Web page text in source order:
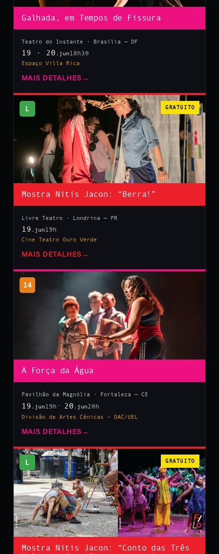
Galhada, em Tempos de Fissura
Teatro do Instante · Brasília — DF
19 · 20 .jun 18h30
Espaço Villa Rica
MAIS DETALHES →
L GRATUITO
Mostra Nitis Jacon: “Berra!”
Livre Teatro · Londrina — PR
19 .jun 19h
Cine Teatro Ouro Verde
MAIS DETALHES →
14
A Força da Água
Pavilhão da Magnólia · Fortaleza — CE
19 .jun 19h 20 .jun20h
Divisão de Artes Cênicas – DAC/UEL
MAIS DETALHES →
L GRATUITO
Mostra Nitis Jacon: “Conto das Três